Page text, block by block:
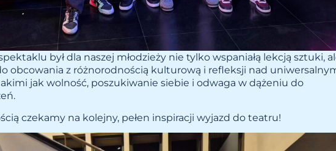
był dla naszej młodzieży nie tylko wspaniałą lekcją sztuki,
obcowania z różnorodnością kulturową i refleksji nad
jak wolność, poszukiwanie siebie i odwaga w dążeniu do
czekamy na kolejny, pełen inspiracji wyjazd do teatru!